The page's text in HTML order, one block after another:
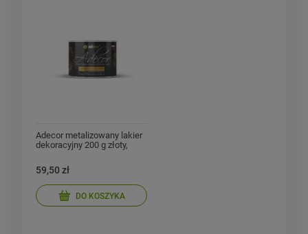
Adecor metalizowany lakier
dekoracyjny 200 g złoty,
59,50 zł
DO KOSZYKA